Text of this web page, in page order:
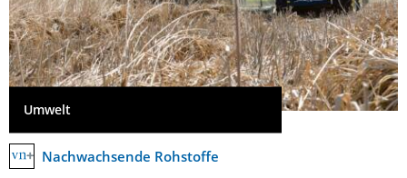
Umwelt
Nachwachsende Rohstoffe